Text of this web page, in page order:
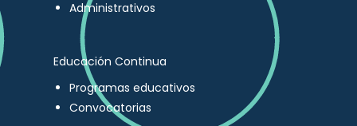
Administrativos
Educación Continua
Programas educativos
Convocatorias